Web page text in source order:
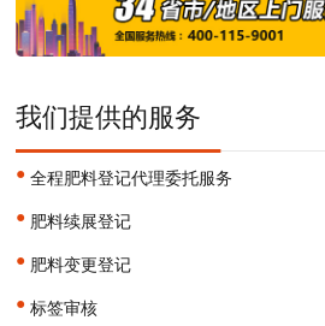
我们提供的服务
• 全程肥料登记代理委托服务
• 肥料续展登记
• 肥料变更登记
• 标签审核